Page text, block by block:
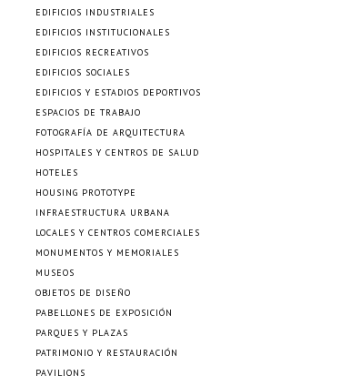
EDIFICIOS INDUSTRIALES
EDIFICIOS INSTITUCIONALES
EDIFICIOS RECREATIVOS
EDIFICIOS SOCIALES
EDIFICIOS Y ESTADIOS DEPORTIVOS
ESPACIOS DE TRABAJO
FOTOGRAFÍA DE ARQUITECTURA
HOSPITALES Y CENTROS DE SALUD
HOTELES
HOUSING PROTOTYPE
INFRAESTRUCTURA URBANA
LOCALES Y CENTROS COMERCIALES
MONUMENTOS Y MEMORIALES
MUSEOS
OBJETOS DE DISEÑO
PABELLONES DE EXPOSICIÓN
PARQUES Y PLAZAS
PATRIMONIO Y RESTAURACIÓN
PAVILIONS